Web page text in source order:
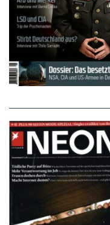
NEON –
2008